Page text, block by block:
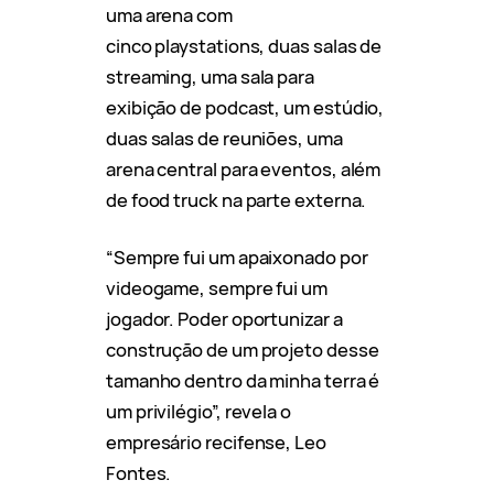
uma arena com
cinco playstations, duas salas de
streaming, uma sala para
exibição de podcast, um estúdio,
duas salas de reuniões, uma
arena central para eventos, além
de food truck na parte externa.
“Sempre fui um apaixonado por
videogame, sempre fui um
jogador. Poder oportunizar a
construção de um projeto desse
tamanho dentro da minha terra é
um privilégio”, revela o
empresário recifense, Leo
Fontes.